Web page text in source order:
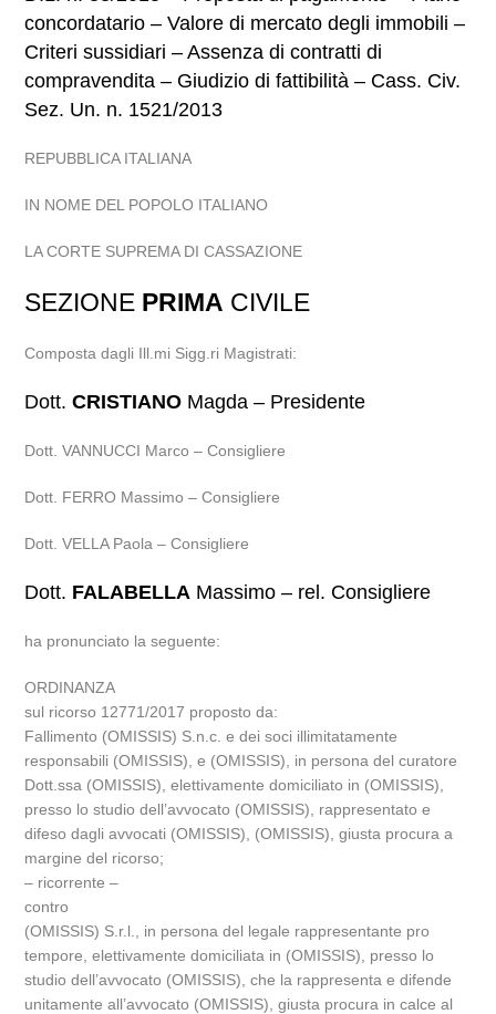
concordatario – Valore di mercato degli immobili –
Criteri sussidiari – Assenza di contratti di
compravendita – Giudizio di fattibilità – Cass. Civ.
Sez. Un. n. 1521/2013
REPUBBLICA ITALIANA
IN NOME DEL POPOLO ITALIANO
LA CORTE SUPREMA DI CASSAZIONE
SEZIONE PRIMA CIVILE
Composta dagli Ill.mi Sigg.ri Magistrati:
Dott.CRISTIANO Magda – Presidente
Dott. VANNUCCI Marco – Consigliere
Dott. FERRO Massimo – Consigliere
Dott. VELLA Paola – Consigliere
Dott. FALABELLA Massimo – rel. Consigliere
ha pronunciato la seguente:
ORDINANZA
sul ricorso 12771/2017 proposto da:
Fallimento (OMISSIS) S.n.c. e dei soci illimitatamente
responsabili (OMISSIS), e (OMISSIS), in persona del curatore
Dott.ssa (OMISSIS), elettivamente domiciliato in (OMISSIS),
presso lo studio dell’avvocato (OMISSIS), rappresentato e
difeso dagli avvocati (OMISSIS), (OMISSIS), giusta procura a
margine del ricorso;
– ricorrente –
contro
(OMISSIS) S.r.l., in persona del legale rappresentante pro
tempore, elettivamente domiciliata in (OMISSIS), presso lo
studio dell’avvocato (OMISSIS), che la rappresenta e difende
unitamente all’avvocato (OMISSIS), giusta procura in calce al